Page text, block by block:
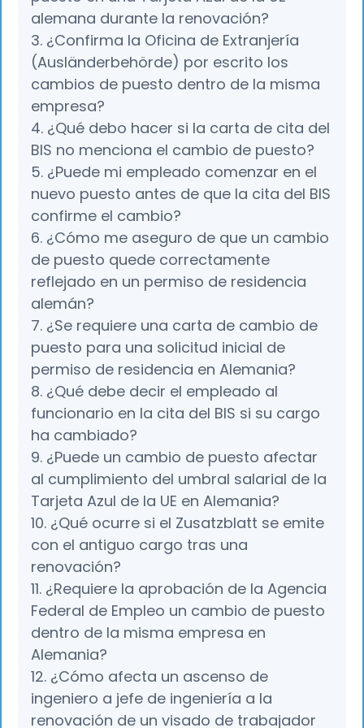
alemana durante la renovación?
3. ¿Confirma la Oficina de Extranjería
(Ausländerbehörde) por escrito los
cambios de puesto dentro de la misma
empresa?
4. ¿Qué debo hacer si la carta de cita del
BIS no menciona el cambio de puesto?
5. ¿Puede mi empleado comenzar en el
nuevo puesto antes de que la cita del BIS
confirme el cambio?
6. ¿Cómo me aseguro de que un cambio
de puesto quede correctamente
reflejado en un permiso de residencia
alemán?
7. ¿Se requiere una carta de cambio de
puesto para una solicitud inicial de
permiso de residencia en Alemania?
8. ¿Qué debe decir el empleado al
funcionario en la cita del BIS si su cargo
ha cambiado?
9. ¿Puede un cambio de puesto afectar
al cumplimiento del umbral salarial de la
Tarjeta Azul de la UE en Alemania?
10. ¿Qué ocurre si el Zusatzblatt se emite
con el antiguo cargo tras una
renovación?
11. ¿Requiere la aprobación de la Agencia
Federal de Empleo un cambio de puesto
dentro de la misma empresa en
Alemania?
12. ¿Cómo afecta un ascenso de
ingeniero a jefe de ingeniería a la
renovación de un visado de trabajador